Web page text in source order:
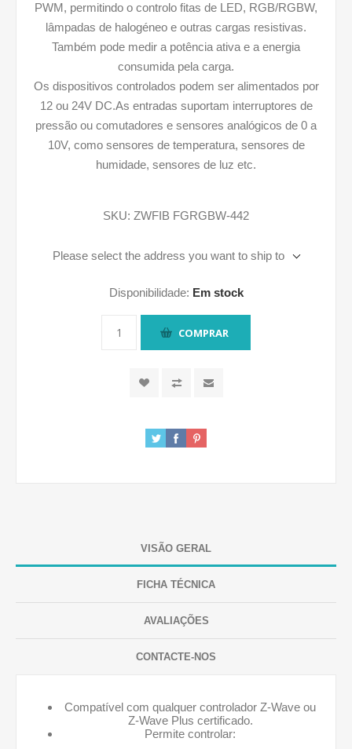
PWM, permitindo o controlo fitas de LED, RGB/RGBW,
lâmpadas de halogéneo e outras cargas resistivas.
Também pode medir a potência ativa e a energia
consumida pela carga.
Os dispositivos controlados podem ser alimentados por
12 ou 24V DC.As entradas suportam interruptores de
pressão ou comutadores e sensores analógicos de 0 a
10V, como sensores de temperatura, sensores de
humidade, sensores de luz etc.
SKU: ZWFIB FGRGBW-442
Please select the address you want to ship to
Disponibilidade: Em stock
COMPRAR
VISÃO GERAL
FICHA TÉCNICA
AVALIAÇÕES
CONTACTE-NOS
Compatível com qualquer controlador Z-Wave ou
Z-Wave Plus certificado.
Permite controlar: